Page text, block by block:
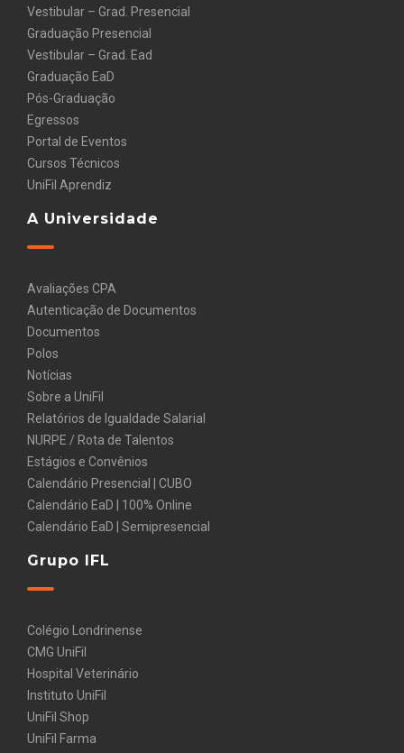
Vestibular – Grad. Presencial
Graduação Presencial
Vestibular – Grad. Ead
Graduação EaD
Pós-Graduação
Egressos
Portal de Eventos
Cursos Técnicos
UniFil Aprendiz
A Universidade
Avaliações CPA
Autenticação de Documentos
Documentos
Polos
Notícias
Sobre a UniFil
Relatórios de Igualdade Salarial
NURPE / Rota de Talentos
Estágios e Convênios
Calendário Presencial | CUBO
Calendário EaD | 100% Online
Calendário EaD | Semipresencial
Grupo IFL
Colégio Londrinense
CMG UniFil
Hospital Veterinário
Instituto UniFil
UniFil Shop
UniFil Farma